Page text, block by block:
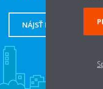
NÁJSŤ PREDAJCU